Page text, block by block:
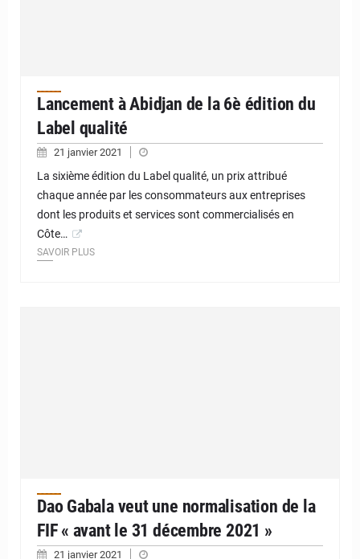
Lancement à Abidjan de la 6è édition du
Label qualité
21 janvier 2021
La sixième édition du Label qualité, un prix attribué
chaque année par les consommateurs aux entreprises
dont les produits et services sont commercialisés en
Côte…
SAVOIR PLUS
Dao Gabala veut une normalisation de la
FIF « avant le 31 décembre 2021 »
21 janvier 2021